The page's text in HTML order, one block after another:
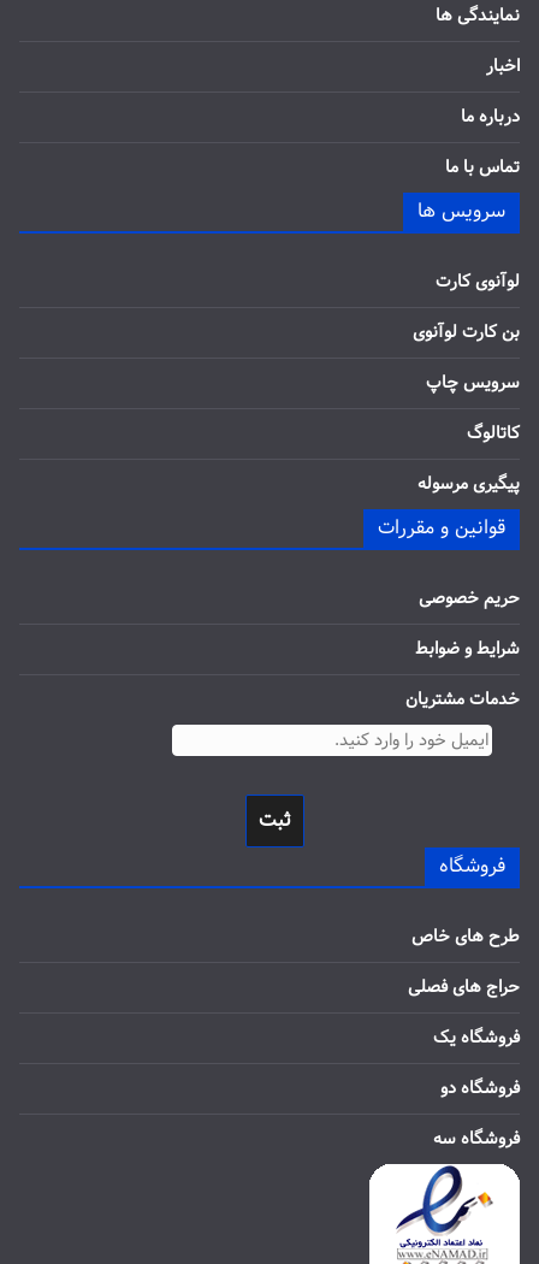
نمایندگی ها
اخبار
درباره ما
تماس با ما
سرویس ها
لوآنوی کارت
بن کارت لوآنوی
سرویس چاپ
کاتالوگ
پیگیری مرسوله
قوانین و مقررات
حریم خصوصی
شرایط و ضوابط
خدمات مشتریان
ثبت
فروشگاه
طرح های خاص
حراج های فصلی
فروشگاه یک
فروشگاه دو
فروشگاه سه